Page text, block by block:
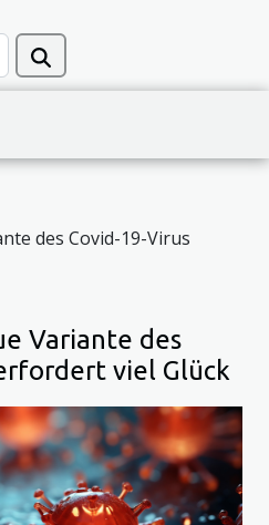
des Covid-19-Virus
Variante des
viel Glück